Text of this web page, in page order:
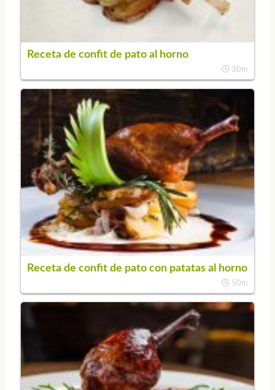
Receta de confit de pato al horno
30m
Receta de confit de pato con patatas al horno
50m